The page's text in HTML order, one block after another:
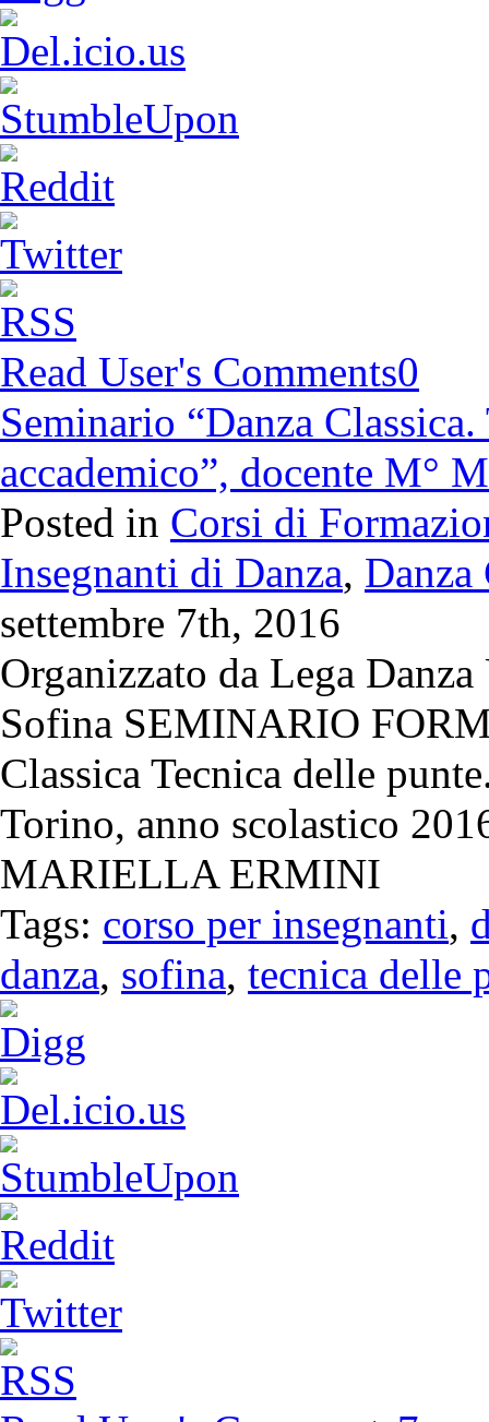
Read User's Comments0
Seminario “Danza
accademico”, docente M°
Posted in Corsi di
Insegnanti di Danza, Danza
settembre 7th, 2016
Organizzato da Lega
Sofina SEMINARIO
Classica Tecnica delle
Torino, anno scolastico
MARIELLA ERMINI
Tags: corso per insegnanti,
danza, sofina, tecnica delle